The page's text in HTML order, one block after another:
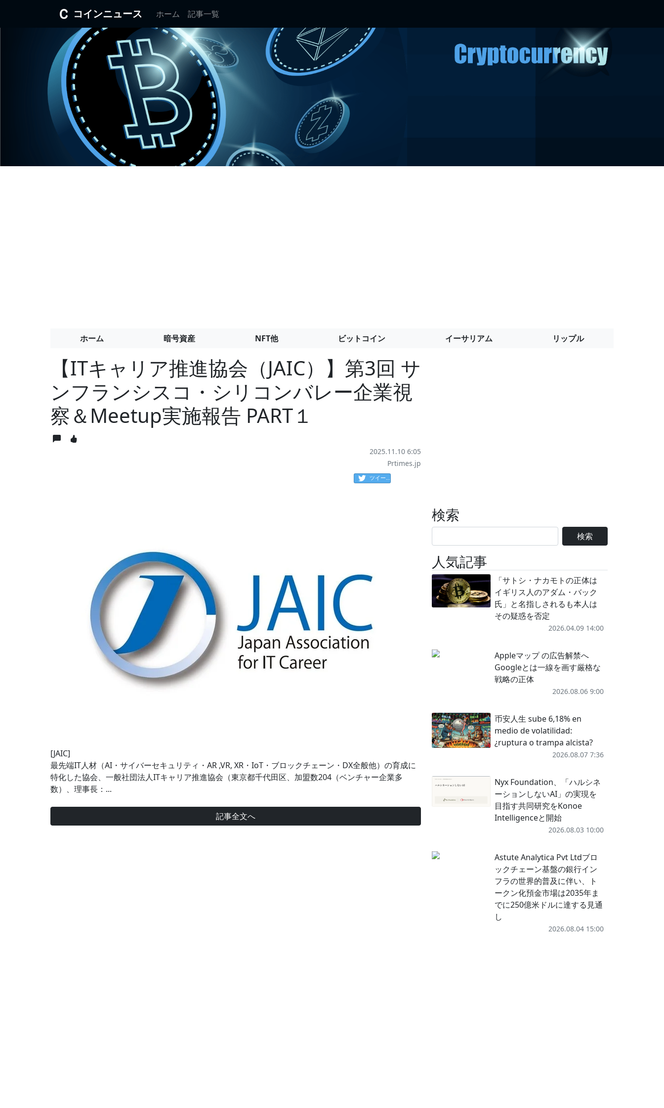
コインニュース ホーム 記事一覧
ホーム 暗号資産 NFT他 ビットコイン イーサリアム リップル
【ITキャリア推進協会（JAIC）】第3回 サ
ンフランシスコ・シリコンバレー企業視
察＆Meetup実施報告 PART１
2025.11.10 6:05
Prtimes.jp
ツイート
[JAIC]
最先端IT人材（AI・サイバーセキュリティ・AR ,VR, XR・IoT・ブロックチェーン・DX全般他）の育成に
特化した協会、一般社団法人ITキャリア推進協会（東京都千代田区、加盟数204（ベンチャー企業多
数）、理事長：...
記事全文へ
検索
検索
人気記事
「サトシ・ナカモトの正体は
イギリス人のアダム・バック
氏」と名指しされるも本人は
その疑惑を否定
2026.04.09 14:00
Appleマップ の広告解禁へ
Googleとは一線を画す厳格な
戦略の正体
2026.08.06 9:00
币安人生 sube 6,18% en
medio de volatilidad:
¿ruptura o trampa alcista?
2026.08.07 7:36
Nyx Foundation、「ハルシネ
ーションしないAI」の実現を
目指す共同研究をKonoe
Intelligenceと開始
2026.08.03 10:00
Astute Analytica Pvt Ltdブロ
ックチェーン基盤の銀行イン
フラの世界的普及に伴い、ト
ークン化預金市場は2035年ま
でに250億米ドルに達する見通
し
2026.08.04 15:00